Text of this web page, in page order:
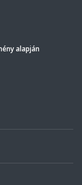
alapján